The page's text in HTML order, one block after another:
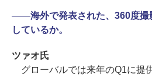
――海外で発表された、360度
しているか。
ツァオ氏
グローバルでは来年のQ1に提